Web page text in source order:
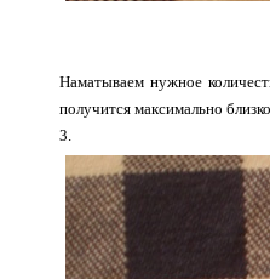
Наматываем нужное
получится максимально
3.